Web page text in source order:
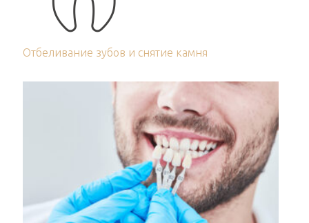
Отбеливание зубов и снятие камня